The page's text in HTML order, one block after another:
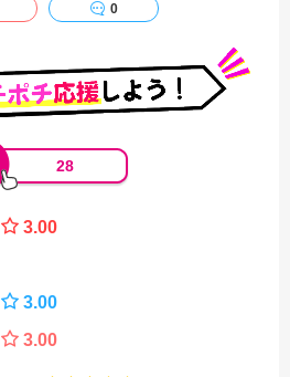
0
28
3.00
3.00
3.00